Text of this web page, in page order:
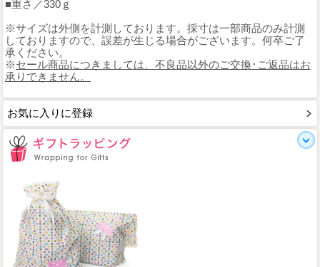
■重さ／330ｇ
※サイズは外側を計測しております。採寸は一部商品のみ計測
しておりますので、誤差が生じる場合がございます。何卒ご了
承ください。
※セール商品につきましては、不良品以外のご交換･ご返品はお
承りできません。
お気に入りに登録